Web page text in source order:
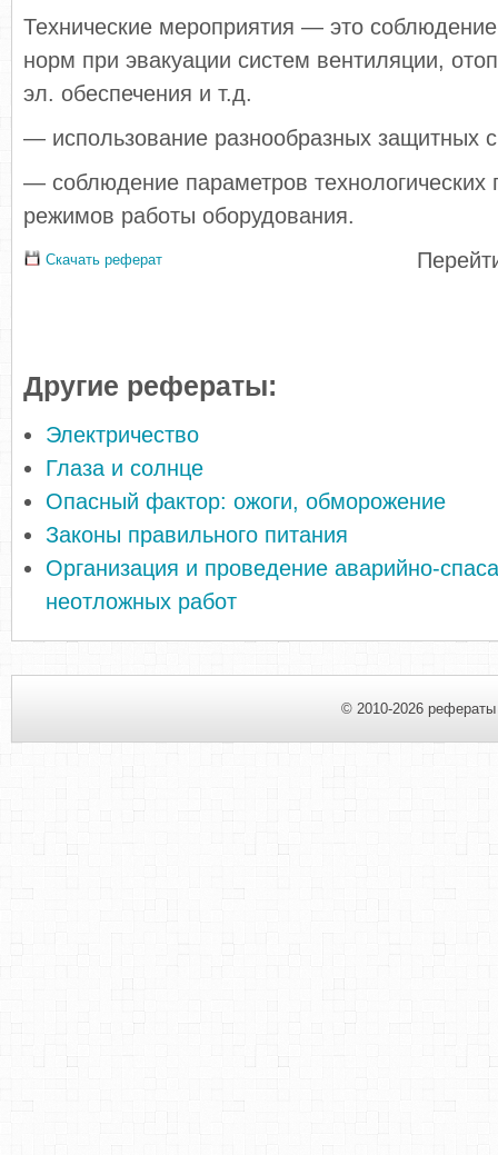
Технические мероприятия — это
норм при эвакуации систем вентиляции,
эл. обеспечения и т.д.
— использование разнообразных защитных
— соблюдение параметров технологических
режимов работы оборудования.
Скачать реферат
Другие рефераты:
Электричество
Глаза и солнце
Опасный фактор: ожоги, обморожение
Законы правильного питания
Организация и проведение аварийно-
неотложных работ
© 2010-2026 рефераты